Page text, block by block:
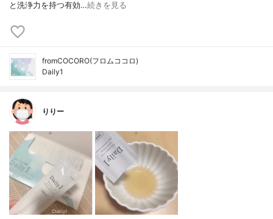
と洗浄力を持つ有効…続きを見る
fromCOCORO(フロムココロ)
Daily1
りりー